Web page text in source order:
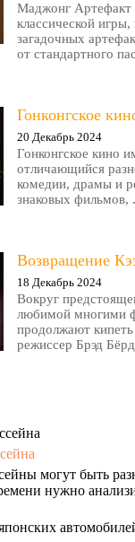
Маджонг Артефакт
классической
загадочных
от стандартного
Гонконгское
20 Декабрь 2024
Гонконгское кино
отличающийся
комедии, драмы и
знаковых фильмов,
Возвращение
18 Декабрь 2024
Вокруг
любимой многими
продолжают
режиссер Брэд
могут быть
нужно